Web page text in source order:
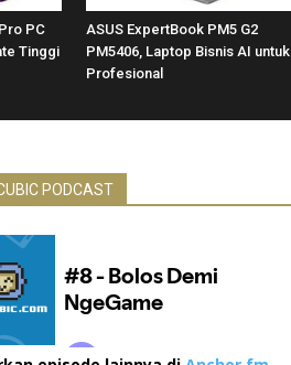
PC
Tinggi
ASUS ExpertBook PM5 G2
PM5406, Laptop Bisnis AI untuk
Profesional
PODCAST